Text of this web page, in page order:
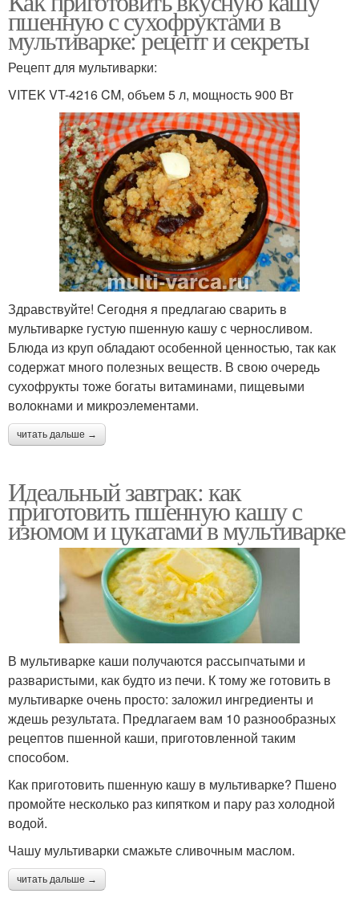
пшенную с сухофруктами в
мультиварке: рецепт и секреты
Рецепт для мультиварки:
VITEK VT-4216 CM, объем 5 л, мощность 900 Вт
Здравствуйте! Сегодня я предлагаю сварить в
мультиварке густую пшенную кашу с черносливом.
Блюда из круп обладают особенной ценностью, так как
содержат много полезных веществ. В свою очередь
сухофрукты тоже богаты витаминами, пищевыми
волокнами и микроэлементами.
читать дальше →
Идеальный завтрак: как
приготовить пшенную кашу с
изюмом и цукатами в мультиварке
В мультиварке каши получаются рассыпчатыми и
разваристыми, как будто из печи. К тому же готовить в
мультиварке очень просто: заложил ингредиенты и
ждешь результата. Предлагаем вам 10 разнообразных
рецептов пшенной каши, приготовленной таким
способом.
Как приготовить пшенную кашу в мультиварке? Пшено
промойте несколько раз кипятком и пару раз холодной
водой.
Чашу мультиварки смажьте сливочным маслом.
читать дальше →